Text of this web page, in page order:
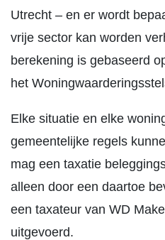
Utrecht – en er wordt
vrije sector kan worden
berekening is gebaseerd
het
Elke situatie en elke
gemeentelijke regels
mag een taxatie
alleen door een daartoe
een taxateur van WD
uitgevoerd.